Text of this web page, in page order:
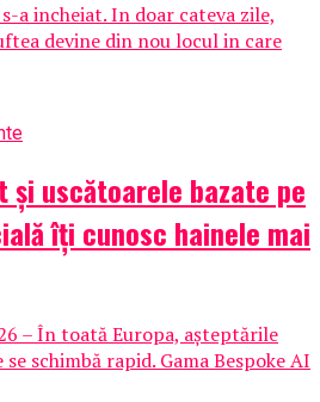
a incheiat. In doar cateva zile,
devine din nou locul in care
și uscătoarele bazate pe
îți cunosc hainele mai
– În toată Europa, așteptările
schimbă rapid. Gama Bespoke AI